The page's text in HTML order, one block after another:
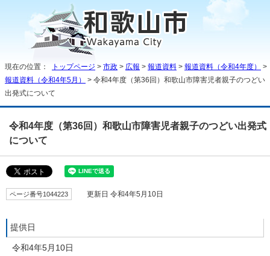
現在の位置： トップページ > 市政 > 広報 > 報道資料 > 報道資料（令和4年度）
>
報道資料（令和4年5月）
> 令和4年度（第36回）和歌山市障害児者親子のつどい
出発式について
令和4年度（第36回）和歌山市障害児者親子のつどい出発式
について
ページ番号1044223 更新日 令和4年5月10日
提供日
令和4年5月10日